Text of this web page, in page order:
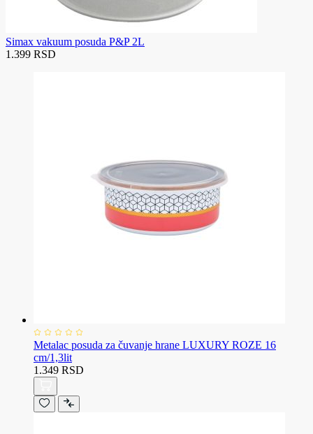
Simax vakuum posuda P&P 2L
1.399 RSD
Metalac posuda za čuvanje hrane LUXURY ROZE 16
cm/1,3lit
1.349 RSD